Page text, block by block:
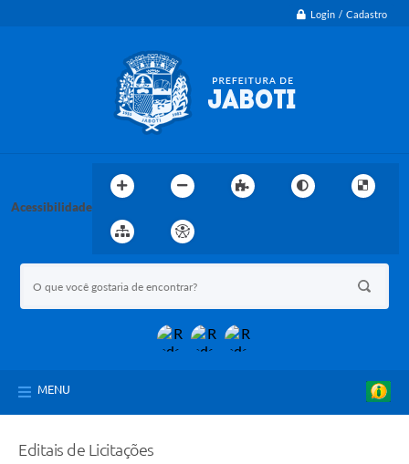
Login / Cadastro
Acessibilidade
MENU
Editais de Licitações